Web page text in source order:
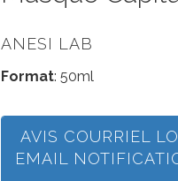
ANESI LAB
Format: 50ml
AVIS COURRIEL
EMAIL